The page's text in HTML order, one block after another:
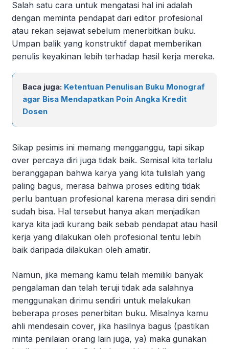
Salah satu cara untuk mengatasi hal ini adalah
dengan meminta pendapat dari editor profesional
atau rekan sejawat sebelum menerbitkan buku.
Umpan balik yang konstruktif dapat memberikan
penulis keyakinan lebih terhadap hasil kerja mereka.
Baca juga: Ketentuan Penulisan Buku Monograf
agar Bisa Mendapatkan Poin Angka Kredit
Dosen
Sikap pesimis ini memang mengganggu, tapi sikap
over percaya diri juga tidak baik. Semisal kita terlalu
beranggapan bahwa karya yang kita tulislah yang
paling bagus, merasa bahwa proses editing tidak
perlu bantuan profesional karena merasa diri sendiri
sudah bisa. Hal tersebut hanya akan menjadikan
karya kita jadi kurang baik sebab pendapat atau hasil
kerja yang dilakukan oleh profesional tentu lebih
baik daripada dilakukan oleh amatir.
Namun, jika memang kamu telah memiliki banyak
pengalaman dan telah teruji tidak ada salahnya
menggunakan dirimu sendiri untuk melakukan
beberapa proses penerbitan buku. Misalnya kamu
ahli mendesain cover, jika hasilnya bagus (pastikan
minta penilaian orang lain juga, ya) maka gunakan